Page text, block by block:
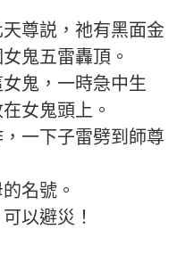
尊説，祂有黑面金
鬼五雷轟頂。
鬼，一時急中生
女鬼頭上。
一下子雷劈到師尊
名號。
以避災！